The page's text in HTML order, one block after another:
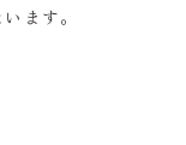
ます。